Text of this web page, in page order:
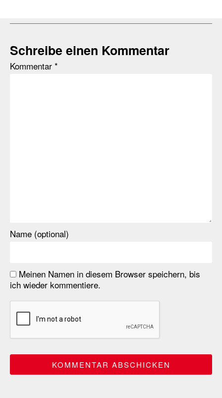
Schreibe einen Kommentar
Kommentar *
Name (optional)
Meinen Namen in diesem Browser speichern, bis
ich wieder kommentiere.